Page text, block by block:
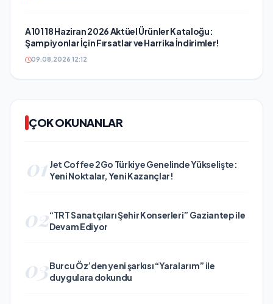
A101 18 Haziran 2026 Aktüel Ürünler Kataloğu:
Şampiyonlar İçin Fırsatlar ve Harrika İndirimler!
09.08.2026 12:12
ÇOK OKUNANLAR
01 Jet Coffee 2Go Türkiye Genelinde Yükselişte:
Yeni Noktalar, Yeni Kazançlar!
02“TRT Sanatçıları Şehir Konserleri” Gaziantep ile
Devam Ediyor
03Burcu Öz’den yeni şarkısı “Yaralarım” ile
duygulara dokundu